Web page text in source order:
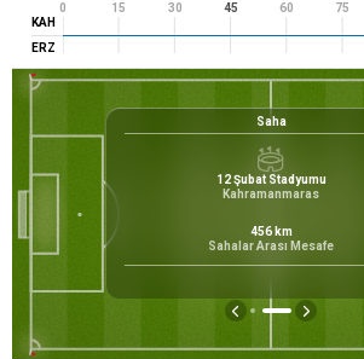
KAH
ERZ
0 15 30 45 60 75
Saha
12 Şubat Stadyumu
Kahramanmaras
456 km
Sahalar Arası Mesafe